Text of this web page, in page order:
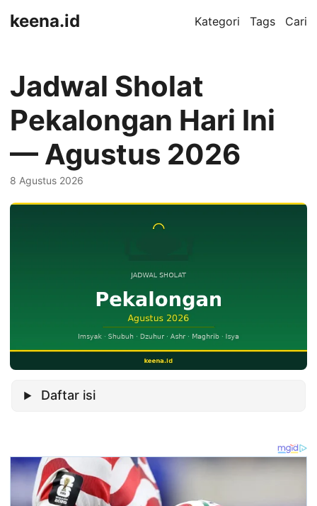
keena.id Kategori Tags Cari
Jadwal Sholat
Pekalongan Hari Ini
— Agustus 2026
8 Agustus 2026
Daftar isi